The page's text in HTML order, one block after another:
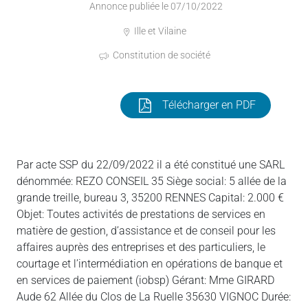
Annonce publiée le 07/10/2022
Ille et Vilaine
Constitution de société
Télécharger en PDF
Par acte SSP du 22/09/2022 il a été constitué une SARL
dénommée: REZO CONSEIL 35 Siège social: 5 allée de la
grande treille, bureau 3, 35200 RENNES Capital: 2.000 €
Objet: Toutes activités de prestations de services en
matière de gestion, d’assistance et de conseil pour les
affaires auprès des entreprises et des particuliers, le
courtage et l’intermédiation en opérations de banque et
en services de paiement (iobsp) Gérant: Mme GIRARD
Aude 62 Allée du Clos de La Ruelle 35630 VIGNOC Durée: